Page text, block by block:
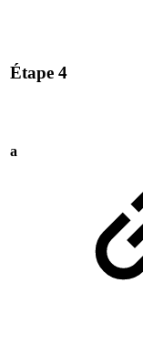
Étape 4
a